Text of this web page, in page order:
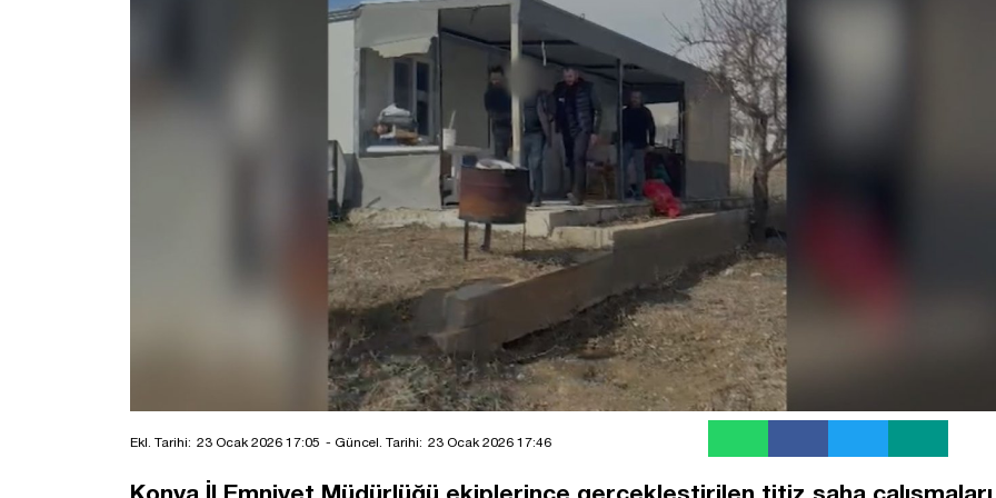
Ekl. Tarihi: 23 Ocak 2026 17:05 - Güncel. Tarihi: 23 Ocak 2026 17:46